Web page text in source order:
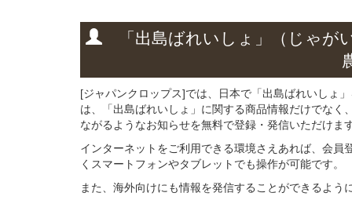
「出島ばれいしょ」
（じゃが
[ジャパンクロップス]では、日本で「出島ばれいしょ
は、「出島ばれいしょ」に関する商品情報だけでな
ながるようなお知らせを無料で登録・発信いただけま
インターネットをご利用できる環境さえあれば、会
くスマートフォンやタブレットでも操作が可能です。
また、海外向けにも情報を発信することができるよう